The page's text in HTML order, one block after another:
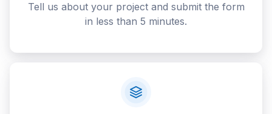
Tell us about your project and submit the form
in less than 5 minutes.